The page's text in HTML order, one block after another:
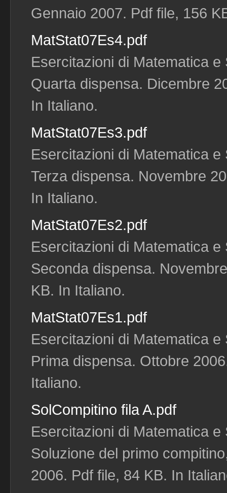
Gennaio 2007. Pdf file, 156
MatStat07Es4.pdf
Esercitazioni di Matematica
Quarta dispensa. Dicembre
In Italiano.
MatStat07Es3.pdf
Esercitazioni di Matematica
Terza dispensa. Novembre
In Italiano.
MatStat07Es2.pdf
Esercitazioni di Matematica
Seconda dispensa.
KB. In Italiano.
MatStat07Es1.pdf
Esercitazioni di Matematica
Prima dispensa. Ottobre
Italiano.
SolCompitino fila A.pdf
Esercitazioni di Matematica
Soluzione del primo
2006. Pdf file, 84 KB. In